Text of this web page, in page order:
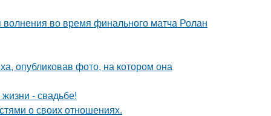
во время финального матча Ролан
опубликовав фото, на котором она
- свадьбе!
о своих отношениях.